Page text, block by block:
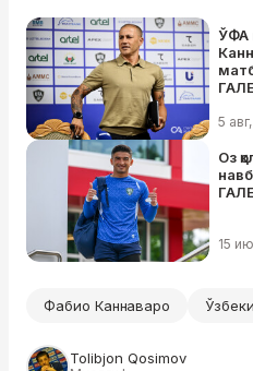
ЎФА
5
Оз
15
Фабио Каннаваро
Tolibjon Qosimov